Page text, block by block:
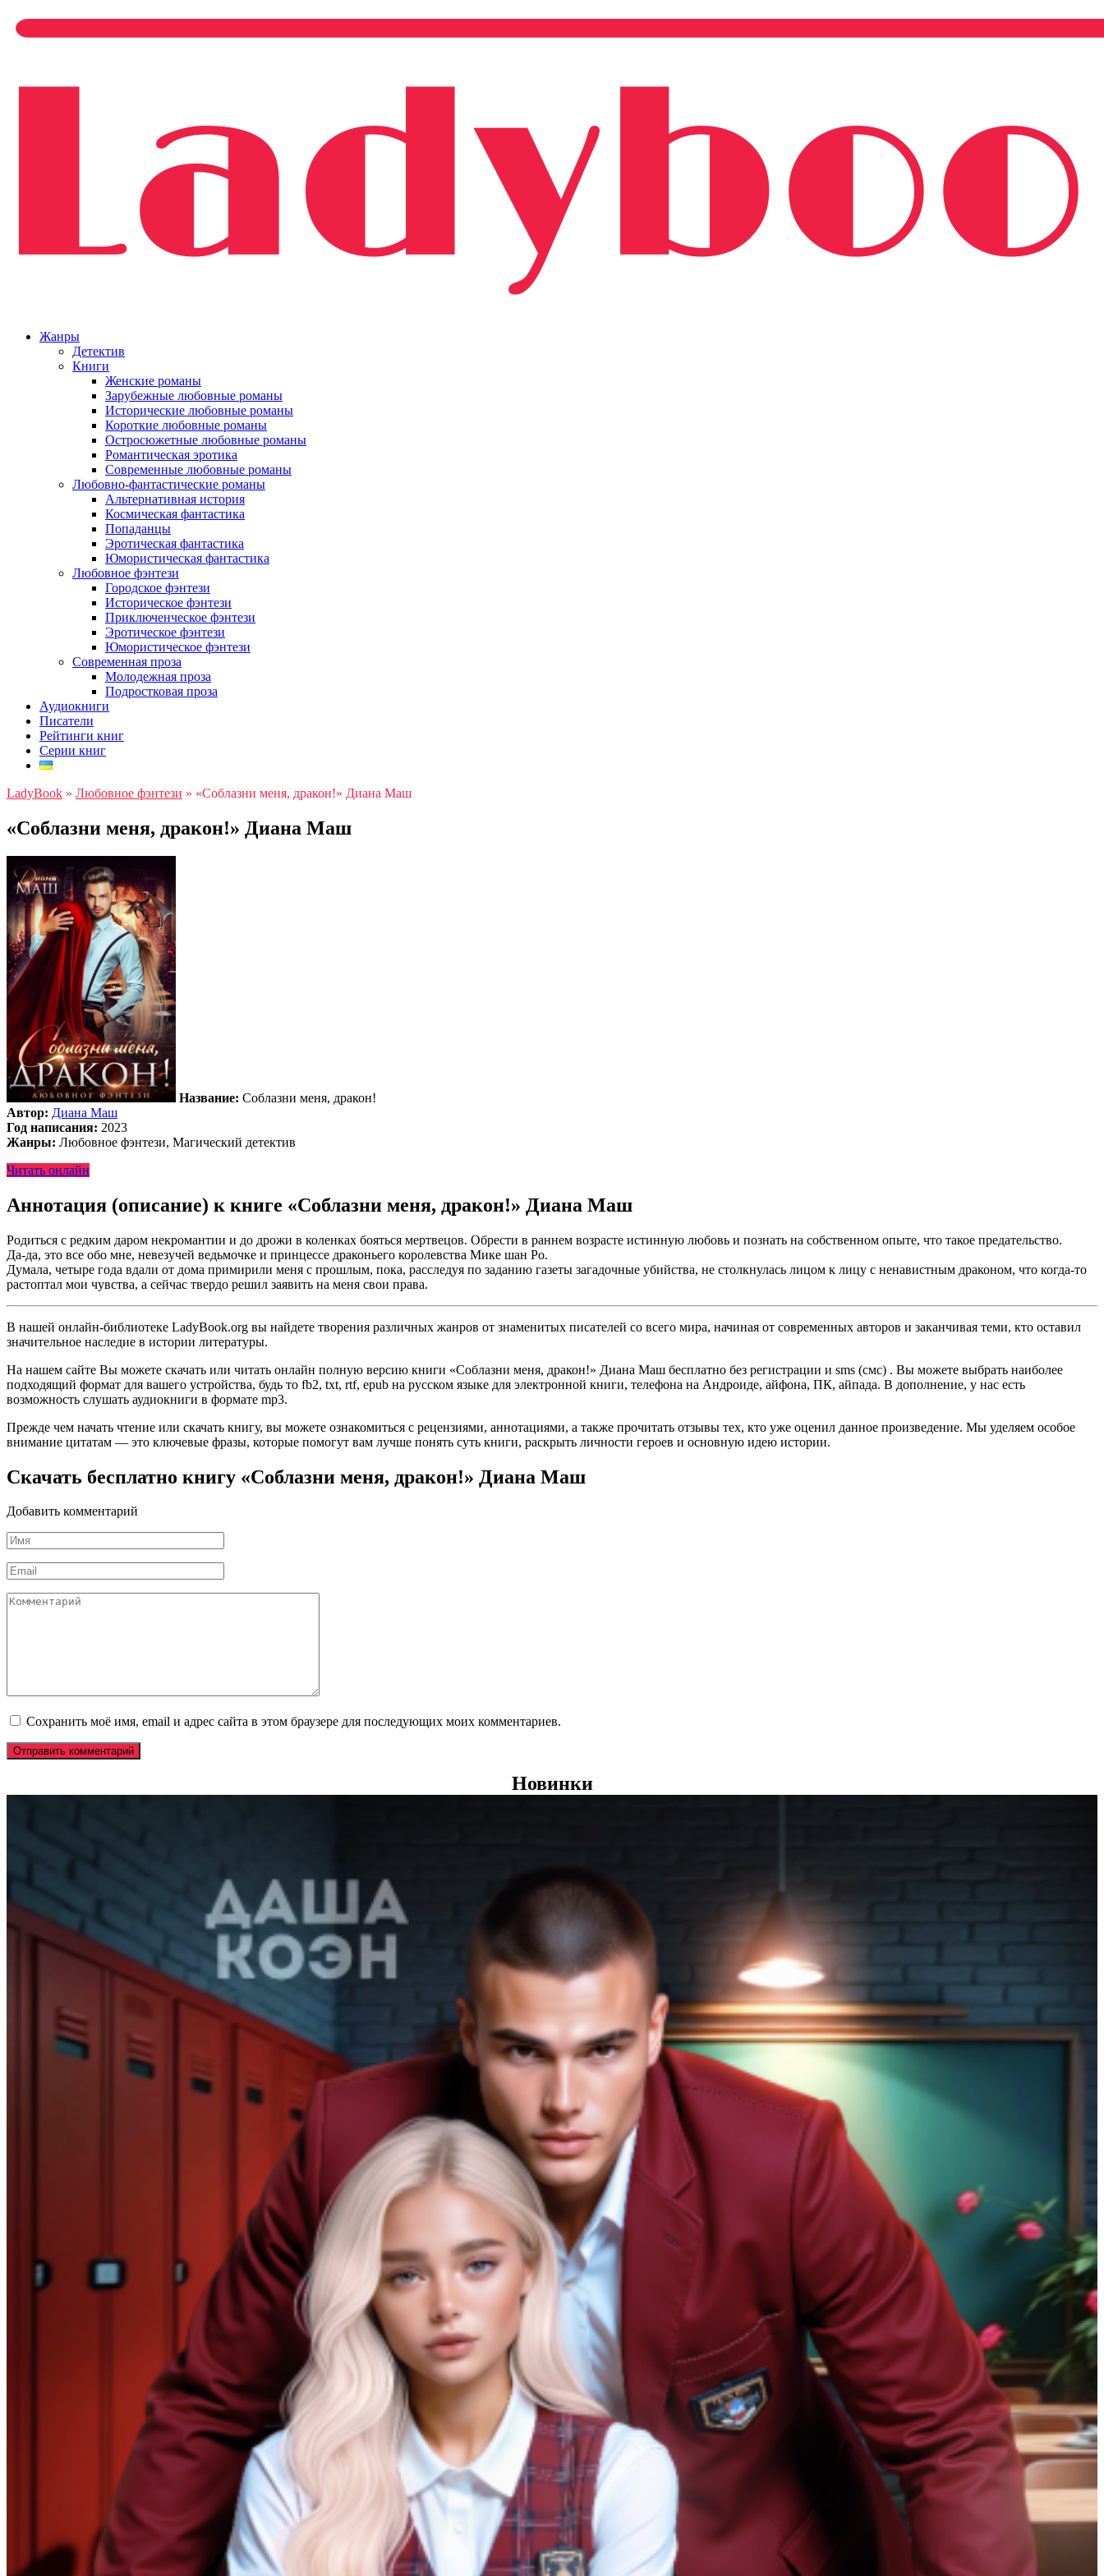
Жанры
Детектив
Книги
Женские романы
Зарубежные любовные романы
Исторические любовные романы
Короткие любовные романы
Остросюжетные любовные романы
Романтическая эротика
Современные любовные романы
Любовно-фантастические романы
Альтернативная история
Космическая фантастика
Попаданцы
Эротическая фантастика
Юмористическая фантастика
Любовное фэнтези
Городское фэнтези
Историческое фэнтези
Приключенческое фэнтези
Эротическое фэнтези
Юмористическое фэнтези
Современная проза
Молодежная проза
Подростковая проза
Аудиокниги
Писатели
Рейтинги книг
Серии книг
LadyBook » Любовное фэнтези » «Соблазни меня, дракон!» Диана Маш
«Соблазни меня, дракон!» Диана Маш
Название: Соблазни меня, дракон!
Автор: Диана Маш
Год написания: 2023
Жанры: Любовное фэнтези, Магический детектив
Читать онлайн
Аннотация (описание) к книге «Соблазни меня, дракон!» Диана Маш
Родиться с редким даром некромантии и до дрожи в коленках бояться мертвецов. Обрести в раннем возрасте истинную любовь и познать на собственном опыте, что такое предательство.
Да-да, это все обо мне, невезучей ведьмочке и принцессе драконьего королевства Мике шан Ро.
Думала, четыре года вдали от дома примирили меня с прошлым, пока, расследуя по заданию газеты загадочные убийства, не столкнулась лицом к лицу с ненавистным драконом, что когда-то
растоптал мои чувства, а сейчас твердо решил заявить на меня свои права.
В нашей онлайн-библиотеке LadyBook.org вы найдете творения различных жанров от знаменитых писателей со всего мира, начиная от современных авторов и заканчивая теми, кто оставил
значительное наследие в истории литературы.
На нашем сайте Вы можете скачать или читать онлайн полную версию книги «Соблазни меня, дракон!» Диана Маш бесплатно без регистрации и sms (смс) . Вы можете выбрать наиболее
подходящий формат для вашего устройства, будь то fb2, txt, rtf, epub на русском языке для электронной книги, телефона на Андроиде, айфона, ПК, айпада. В дополнение, у нас есть
возможность слушать аудиокниги в формате mp3.
Прежде чем начать чтение или скачать книгу, вы можете ознакомиться с рецензиями, аннотациями, а также прочитать отзывы тех, кто уже оценил данное произведение. Мы уделяем особое
внимание цитатам — это ключевые фразы, которые помогут вам лучше понять суть книги, раскрыть личности героев и основную идею истории.
Скачать бесплатно книгу «Соблазни меня, дракон!» Диана Маш
Добавить комментарий
Имя
*
Email
*
Комментарий
Сохранить моё имя, email и адрес сайта в этом браузере для последующих моих комментариев.
Новинки